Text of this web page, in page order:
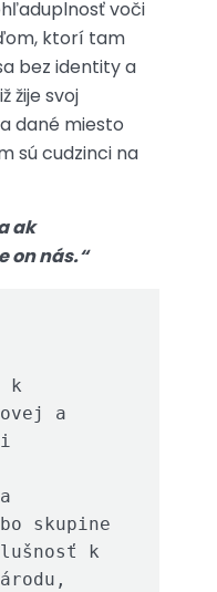
voči
ktorí tam
bez identity a
žije svoj
dané miesto
sú cudzinci na
ak
on nás.“
k
a
skupine
k